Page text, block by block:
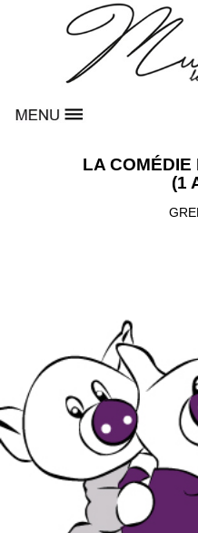
LA COMÉDIE
(1